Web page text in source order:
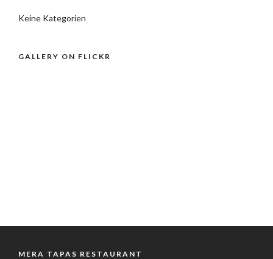
Keine Kategorien
GALLERY ON FLICKR
MERA TAPAS RESTAURANT